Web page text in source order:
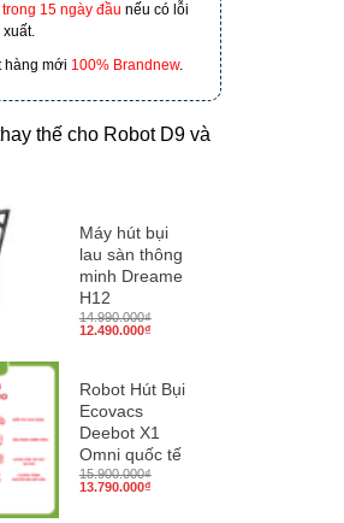
15 ngày đầu nếu có lỗi
hàng mới 100% Brandnew.
thế cho Robot D9 và
Máy hút bụi
lau sàn thông
minh Dreame
H12
14.990.000₫
Giá
12.490.000₫Giá
12.490.000₫.
Robot Hút Bụi
Ecovacs
Deebot X1
Omni quốc tế
15.900.000₫
Giá
13.790.000₫Giá